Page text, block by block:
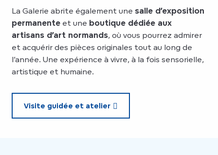
La Galerie abrite également une salle d’exposition
permanente et une boutique dédiée aux
artisans d’art normands, où vous pourrez admirer
et acquérir des pièces originales tout au long de
l’année. Une expérience à vivre, à la fois sensorielle,
artistique et humaine.
Visite guidée et atelier